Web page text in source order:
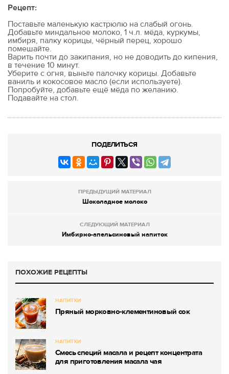
Рецепт:
Поставьте маленькую кастрюлю на слабый огонь.
Добавьте миндальное молоко, 1 ч.л. мёда, куркумы,
имбиря, палку корицы, чёрный перец, хорошо
помешайте.
Варить почти до закипания, но не доводить до кипения,
в течение 10 минут.
Уберите с огня, выньте палочку корицы. Добавьте
ваниль и кокосовое масло (если используете).
Попробуйте, добавьте ещё мёда по желанию.
Подавайте на стол.
ПОДЕЛИТЬСЯ
ПРЕДЫДУЩИЙ МАТЕРИАЛ
Шоколадное молоко
СЛЕДУЮЩИЙ МАТЕРИАЛ
Имбирно-апельсиновый напиток
ПОХОЖИЕ РЕЦЕПТЫ
НАПИТКИ
Пряный морковно-клементиновый сок
НАПИТКИ
Смесь специй масала и рецепт концентрата
для приготовления масала чая